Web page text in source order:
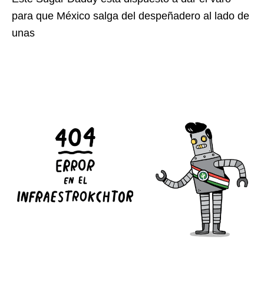
para que México salga del despeñadero al lado de
unas